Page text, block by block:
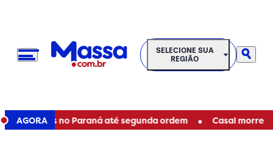
SELECIONE SUA REGIÃO
SELECIONE SUA
REGIÃO
AGORAno Paraná até segunda ordem • Casal morre em